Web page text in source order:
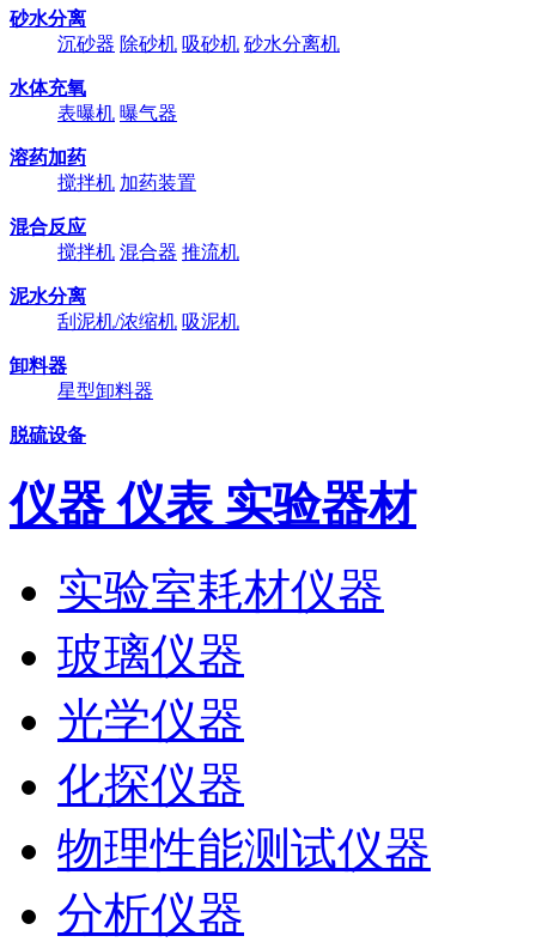
砂水分离
沉砂器 除砂机 吸砂机 砂水分离机
水体充氧
表曝机 曝气器
溶药加药
搅拌机 加药装置
混合反应
搅拌机 混合器 推流机
泥水分离
刮泥机/浓缩机 吸泥机
卸料器
星型卸料器
脱硫设备
仪器 仪表 实验器材
实验室耗材仪器
玻璃仪器
光学仪器
化探仪器
物理性能测试仪器
分析仪器